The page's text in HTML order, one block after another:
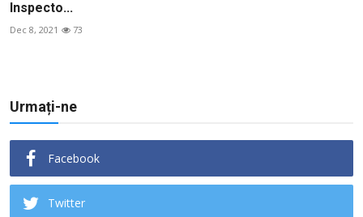
Inspecto...
Dec 8, 2021 73
Urmați-ne
Facebook
Twitter